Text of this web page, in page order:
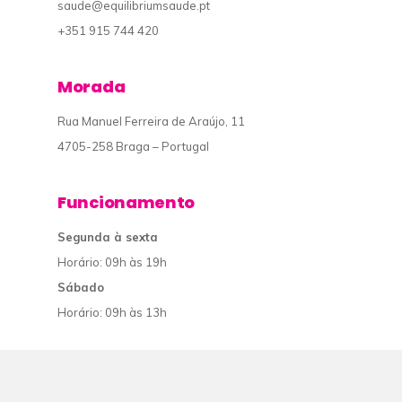
saude@equilibriumsaude.pt
+351 915 744 420
Morada
Rua Manuel Ferreira de Araújo, 11
4705-258 Braga – Portugal
Funcionamento
Segunda à sexta
Horário: 09h às 19h
Sábado
Horário: 09h às 13h